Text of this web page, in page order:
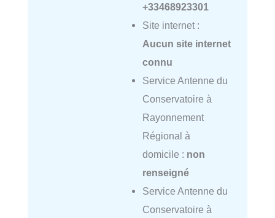
+33468923301
Site internet :
Aucun site internet
connu
Service Antenne du
Conservatoire à
Rayonnement
Régional à
domicile : non
renseigné
Service Antenne du
Conservatoire à